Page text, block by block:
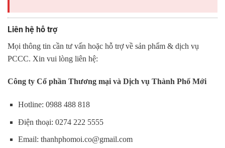
Liên hệ hỗ trợ
Mọi thông tin cần tư vấn hoặc hỗ trợ về sản phẩm & dịch vụ
PCCC. Xin vui lòng liên hệ:
Công ty Cổ phần Thương mại và Dịch vụ Thành Phố Mới
Hotline: 0988 488 818
Điện thoại: 0274 222 5555
Email: thanhphomoi.co@gmail.com